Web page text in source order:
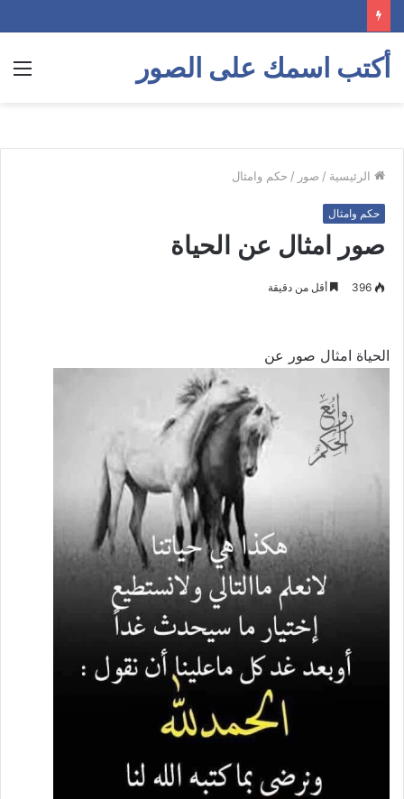
أكتب اسمك على الصور
الرئيسية / صور / حكم وامثال
حكم وامثال
صور امثال عن الحياة
396 أقل من دقيقة
الحياة امثال صور عن